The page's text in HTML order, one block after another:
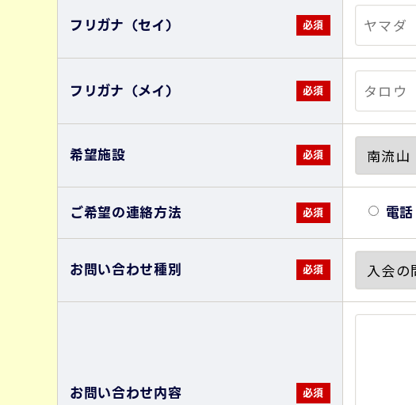
フリガナ（セイ）
フリガナ（メイ）
希望施設
ご希望の連絡方法 電話
お問い合わせ種別
お問い合わせ内容